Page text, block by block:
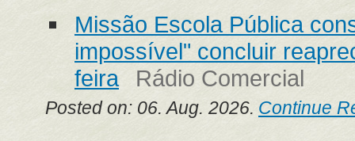
Missão Escola Pública
impossível" concluir
feira
Rádio Comercial
Posted on: 06. Aug. 2026. Continue